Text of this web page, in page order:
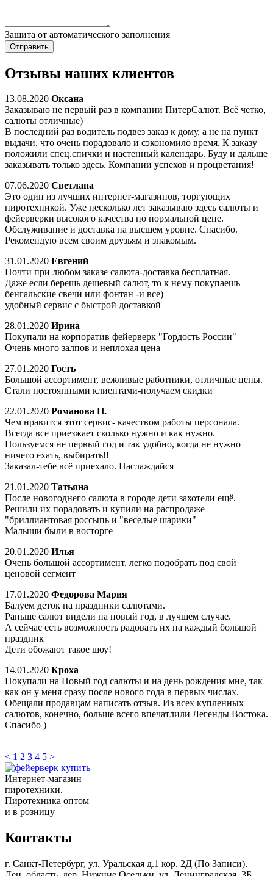
Защита от автоматического заполнения
Отзывы наших клиентов
13.08.2020 Оксана
Заказываю не первый раз в компании ПитерСалют. Всё четко,
салюты отличные)
В последний раз водитель подвез заказ к дому, а не на пункт
выдачи, что очень порадовало и сэкономило время. К заказу
положили спец.спички и настенный календарь. Буду и дальше
заказывать только здесь. Компании успехов и процветания!
07.06.2020 Светлана
Это один из лучших интернет-магазинов, торгующих
пиротехникой. Уже несколько лет заказываю здесь салюты и
фейерверки высокого качества по нормальной цене.
Обслуживание и доставка на высшем уровне. Спасибо.
Рекомендую всем своим друзьям и знакомым.
31.01.2020 Евгений
Почти при любом заказе салюта-доставка бесплатная.
Даже если берешь дешевый салют, то к нему покупаешь
бенгальские свечи или фонтан -и все)
удобный сервис с быстрой доставкой
28.01.2020 Ирина
Покупали на корпоратив фейерверк "Гордость России"
Очень много залпов и неплохая цена
27.01.2020 Гость
Большой ассортимент, вежливые работники, отличные цены.
Стали постоянными клиентами-получаем скидки
22.01.2020 Романова Н.
Чем нравится этот сервис- качеством работы персонала.
Всегда все приезжает сколько нужно и как нужно.
Пользуемся не первый год и так удобно, когда не нужно
ничего ехать, выбирать!!
Заказал-тебе всё приехало. Наслаждайся
21.01.2020 Татьяна
После новогоднего салюта в городе дети захотели ещё.
Решили их порадовать и купили на распродаже
"бриллиантовая россыпь и "веселые шарики"
Малыши были в восторге
20.01.2020 Илья
Очень большой ассортимент, легко подобрать под свой
ценовой сегмент
17.01.2020 Федорова Мария
Балуем деток на праздники салютами.
Раньше салют видели на новый год, в лучшем случае.
А сейчас есть возможность радовать их на каждый большой
праздник
Дети обожают такое шоу!
14.01.2020 Кроха
Покупали на Новый год салюты и на день рождения мне, так
как он у меня сразу после нового года в первых числах.
Обещали продавцам написать отзыв. Из всех купленных
салютов, конечно, больше всего впечатлили Легенды Востока.
Спасибо )
< 1 2 3 4 5 >
Интернет-магазин
пиротехники.
Пиротехника оптом
и в розницу
Контакты
г. Санкт-Петербург, ул. Уральская д.1 кор. 2Д (По Записи).